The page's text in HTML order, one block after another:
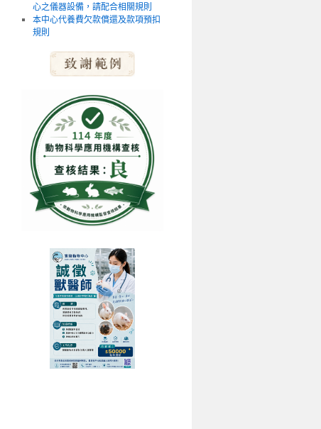
心之儀器設備，請配合相關規則
本中心代養費欠款償還及款項預扣
規則